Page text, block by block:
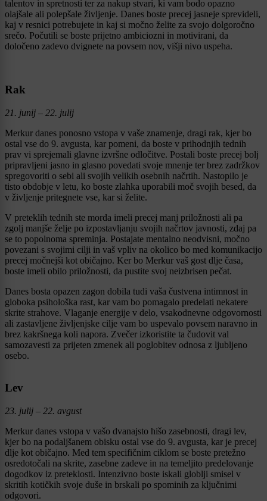
talentov in spretnosti ter za nakup stvari, ki vam bodo opazno
olajšale ali polepšale življenje. Danes boste precej jasneje sprevideli,
kaj v resnici potrebujete in kaj si močno želite za svojo dolgoročno
srečo. Počutili se boste prijetno ambiciozni in motivirani, da
določeno zadevo dvignete na povsem nov, višji nivo uspeha.
Rak
21. junij – 22. julij
Merkur danes ponosno vstopa v vaše znamenje, dragi rak, kjer bo
ostal vse do 9. avgusta, kar pomeni, da boste v prihodnjih tednih
prav vi sprejemali glavne izvršne odločitve. Postali boste precej bolj
pripravljeni jasno in glasno povedati svoje mnenje ter brez zadržkov
spregovoriti o sebi ali svojih velikih osebnih načrtih. Nastopilo je
tisto obdobje v letu, ko boste zlahka uporabili moč svojih besed, da
v življenje pritegnete vse, kar si želite.
V preteklih tednih ste morda imeli precej manj priložnosti ali pa
zgolj manjše želje po izpostavljanju svojih načrtov javnosti, zdaj pa
se to popolnoma spreminja. Postajate mentalno neodvisni, močno
povezani s svojimi cilji in vaš vpliv na okolico bo med komunikacijo
precej močnejši kot običajno. Ker bo Merkur vaš gost dlje časa,
boste imeli obilo priložnosti, da pustite svoj neizbrisen pečat.
Danes bosta opazen zagon dobila tudi vaša čustvena intimnost in
globoka psihološka rast, kar vam bo pomagalo predelati nekatere
skrite strahove. Vlaganje energije v delo, vsakodnevne odgovornosti
ali zastavljene življenjske cilje vam bo uspevalo povsem naravno in
brez kakršnega koli napora. Zvečer izkoristite ta čudovit val
samozavesti za prijeten zmenek ali poglobitev odnosa z ljubljeno
osebo.
Lev
23. julij – 22. avgust
Merkur danes vstopa v vašo dvanajsto hišo zasebnosti, dragi lev,
kjer bo na podaljšanem obisku ostal vse do 9. avgusta, kar je precej
dlje kot običajno. Med tem specifičnim ciklom se boste pretežno
osredotočali na skrite, zasebne zadeve in na temeljito predelovanje
dogodkov iz preteklosti. Intenzivno boste iskali globlji smisel v
skritih kotičkih svoje duše in brskali po spominih za ključnimi
odgovori.